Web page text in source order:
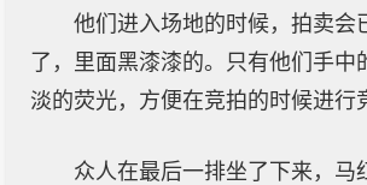
他们进入场地的时候，拍卖会
了，里面黑漆漆的。只有他们手中
淡的荧光，方便在竞拍的时候进行
众人在最后一排坐了下来，马